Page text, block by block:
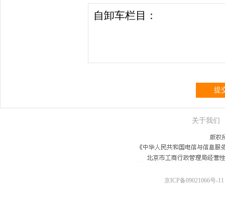
提
关于我们
京ICP备09021066号-11